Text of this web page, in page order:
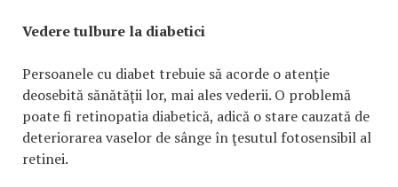
Vedere tulbure la diabetici
Persoanele cu diabet trebuie să acorde o atenţie
deosebită sănătăţii lor, mai ales vederii. O problemă
poate fi retinopatia diabetică, adică o stare cauzată de
deteriorarea vaselor de sânge în ţesutul fotosensibil al
retinei.